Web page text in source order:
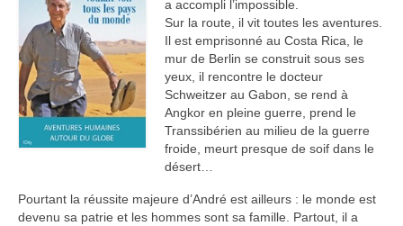
a accompli l’impossible.
Sur la route, il vit toutes les aventures.
Il est emprisonné au Costa Rica, le
mur de Berlin se construit sous ses
yeux, il rencontre le docteur
Schweitzer au Gabon, se rend à
Angkor en pleine guerre, prend le
Transsibérien au milieu de la guerre
froide, meurt presque de soif dans le
désert…
Pourtant la réussite majeure d’André est ailleurs : le monde est
devenu sa patrie et les hommes sont sa famille. Partout, il a